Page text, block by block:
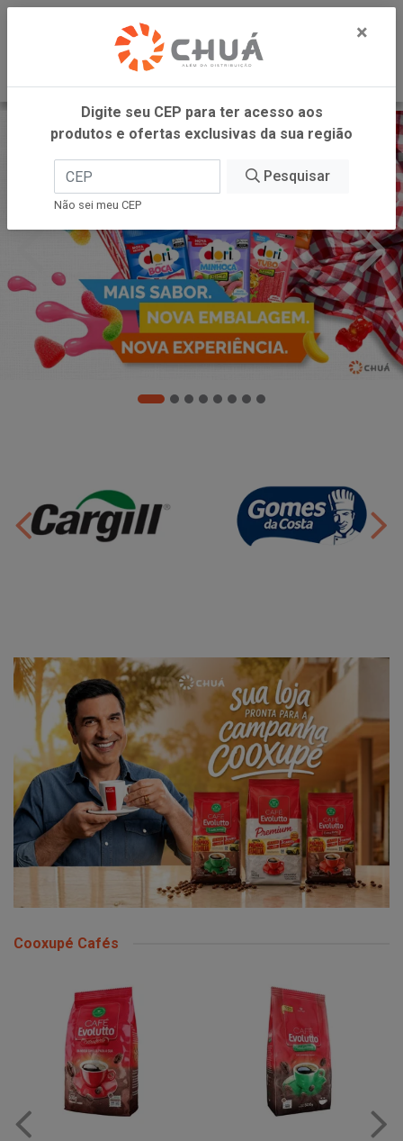
Cooxupé Cafés
×
Digite seu CEP para ter acesso aos
produtos e ofertas exclusivas da sua região
Pesquisar
Não sei meu CEP